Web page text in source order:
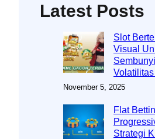
Latest Posts
Slot
Visual
Volatilitas
November 5, 2025
Flat
Strategi